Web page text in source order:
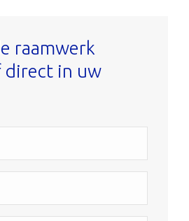
raamwerk
direct in uw